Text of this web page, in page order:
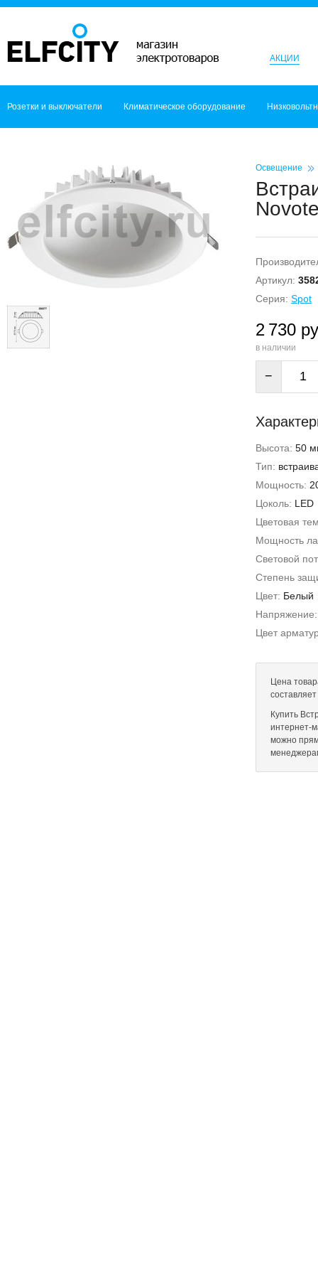
АКЦИИ
Розетки и выключатели Климатическое оборудование
Освещение
Артикул:
Серия: Spot
2 730
в наличии
−
Высота: 50
Тип:
Мощность:
Цоколь: LED
Цветовая
Мощность
Световой
Степень
Цвет: Белый
Цвет
Цена
Купить
интернет-
можно